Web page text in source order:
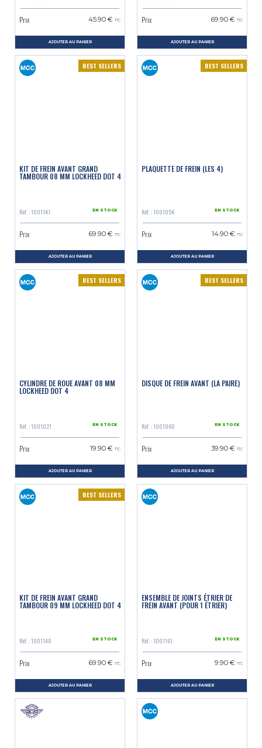
Prix 45.90 € TTC
AJOUTER AU PANIER
Prix 69.90 € TTC
AJOUTER AU PANIER
BEST SELLERS
KIT DE FREIN AVANT GRAND
TAMBOUR 08 MM LOCKHEED DOT 4
Réf. : 1001141 EN STOCK
Prix 69.90 € TTC
AJOUTER AU PANIER
BEST SELLERS
PLAQUETTE DE FREIN (LES 4)
Réf. : 1001054 EN STOCK
Prix 14.90 € TTC
AJOUTER AU PANIER
BEST SELLERS
CYLINDRE DE ROUE AVANT 08 MM
LOCKHEED DOT 4
Réf. : 1001021 EN STOCK
Prix 19.90 € TTC
AJOUTER AU PANIER
BEST SELLERS
DISQUE DE FREIN AVANT (LA PAIRE)
Réf. : 1001060 EN STOCK
Prix 39.90 € TTC
AJOUTER AU PANIER
BEST SELLERS
KIT DE FREIN AVANT GRAND
TAMBOUR 09 MM LOCKHEED DOT 4
Réf. : 1001140 EN STOCK
Prix 69.90 € TTC
AJOUTER AU PANIER
ENSEMBLE DE JOINTS ÉTRIER DE
FREIN AVANT (POUR 1 ÉTRIER)
Réf. : 1001161 EN STOCK
Prix 9.90 € TTC
AJOUTER AU PANIER